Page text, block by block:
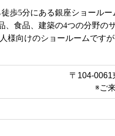
歩5分にある銀座ショール
、食品、建築の4つの分野の
様向けのショールームです
〒104-0061
※ご